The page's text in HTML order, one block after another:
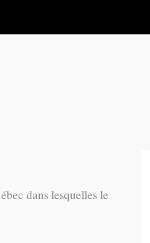
dans lesquelles le